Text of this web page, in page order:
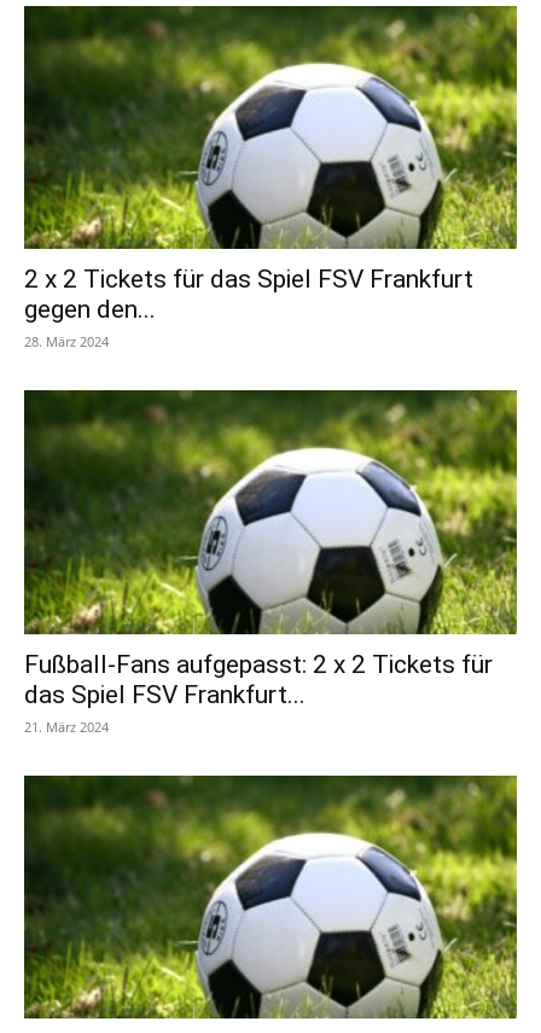
2 x 2 Tickets für das Spiel FSV Frankfurt
gegen den...
28. März 2024
Fußball-Fans aufgepasst: 2 x 2 Tickets für
das Spiel FSV Frankfurt...
21. März 2024